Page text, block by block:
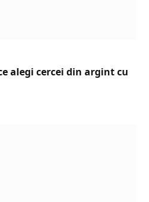
alegi cercei din argint cu